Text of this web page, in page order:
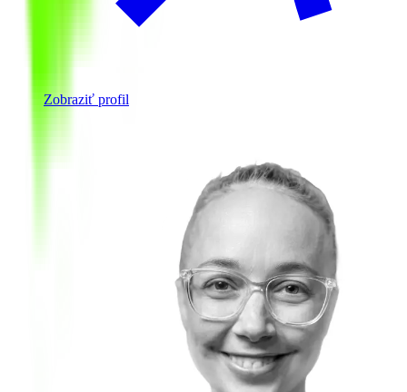
Zobraziť profil